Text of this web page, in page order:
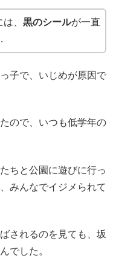
、 黒のシールが一直
子で、いじめが原因で
ので、いつも低学年の
ちと公園に遊びに行っ
みんなでイジメられて
されるのを見ても、坂
でした。